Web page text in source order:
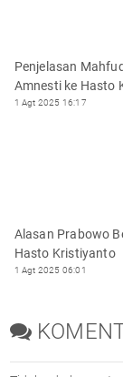
Penjelasan
Amnesti ke Hasto
1 Agt 2025 16:17
Alasan Prabowo
Hasto Kristiyanto
1 Agt 2025 06:01